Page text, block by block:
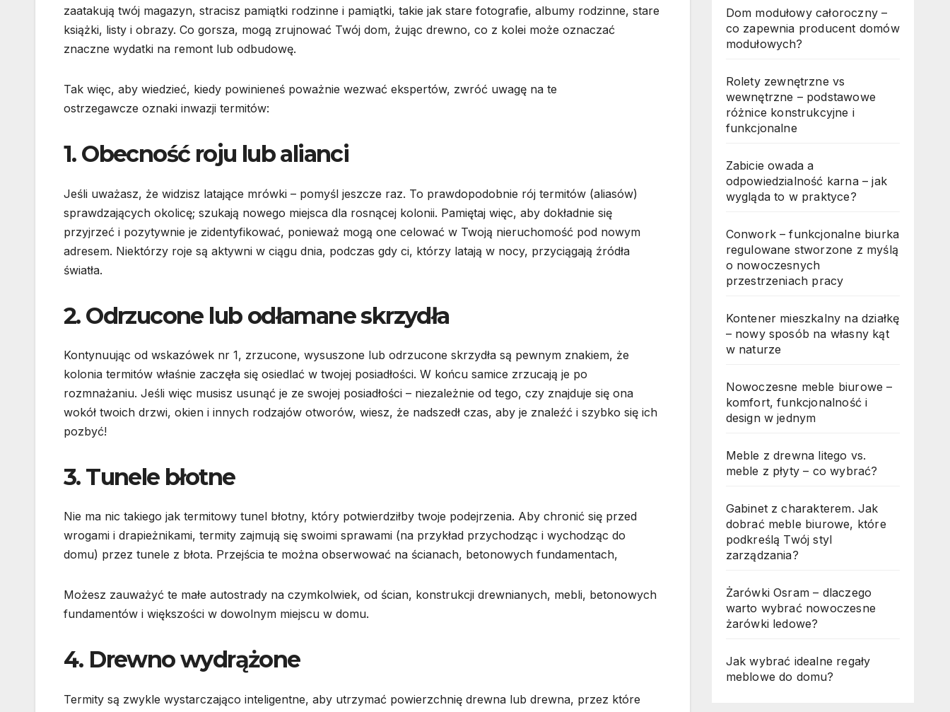
zaatakują twój magazyn, stracisz pamiątki rodzinne i pamiątki, takie jak stare fotografie, albumy rodzinne, stare
książki, listy i obrazy. Co gorsza, mogą zrujnować Twój dom, żując drewno, co z kolei może oznaczać
znaczne wydatki na remont lub odbudowę.
Tak więc, aby wiedzieć, kiedy powinieneś poważnie wezwać ekspertów, zwróć uwagę na te
ostrzegawcze oznaki inwazji termitów:
1. Obecność roju lub alianci
Jeśli uważasz, że widzisz latające mrówki – pomyśl jeszcze raz. To prawdopodobnie rój termitów (aliasów)
sprawdzających okolicę; szukają nowego miejsca dla rosnącej kolonii. Pamiętaj więc, aby dokładnie się
przyjrzeć i pozytywnie je zidentyfikować, ponieważ mogą one celować w Twoją nieruchomość pod nowym
adresem. Niektórzy roje są aktywni w ciągu dnia, podczas gdy ci, którzy latają w nocy, przyciągają źródła
światła.
2. Odrzucone lub odłamane skrzydła
Kontynuując od wskazówek nr 1, zrzucone, wysuszone lub odrzucone skrzydła są pewnym znakiem, że
kolonia termitów właśnie zaczęła się osiedlać w twojej posiadłości. W końcu samice zrzucają je po
rozmnażaniu. Jeśli więc musisz usunąć je ze swojej posiadłości – niezależnie od tego, czy znajduje się ona
wokół twoich drzwi, okien i innych rodzajów otworów, wiesz, że nadszedł czas, aby je znaleźć i szybko się ich
pozbyć!
3. Tunele błotne
Nie ma nic takiego jak termitowy tunel błotny, który potwierdziłby twoje podejrzenia. Aby chronić się przed
wrogami i drapieżnikami, termity zajmują się swoimi sprawami (na przykład przychodząc i wychodząc do
domu) przez tunele z błota. Przejścia te można obserwować na ścianach, betonowych fundamentach,
Możesz zauważyć te małe autostrady na czymkolwiek, od ścian, konstrukcji drewnianych, mebli, betonowych
fundamentów i większości w dowolnym miejscu w domu.
4. Drewno wydrążone
Termity są zwykle wystarczająco inteligentne, aby utrzymać powierzchnię drewna lub drewna, przez które
Dom modułowy całoroczny –
co zapewnia producent domów
modułowych?
Rolety zewnętrzne vs
wewnętrzne – podstawowe
różnice konstrukcyjne i
funkcjonalne
Zabicie owada a
odpowiedzialność karna – jak
wygląda to w praktyce?
Conwork – funkcjonalne biurka
regulowane stworzone z myślą
o nowoczesnych
przestrzeniach pracy
Kontener mieszkalny na działkę
– nowy sposób na własny kąt
w naturze
Nowoczesne meble biurowe –
komfort, funkcjonalność i
design w jednym
Meble z drewna litego vs.
meble z płyty – co wybrać?
Gabinet z charakterem. Jak
dobrać meble biurowe, które
podkreślą Twój styl
zarządzania?
Żarówki Osram – dlaczego
warto wybrać nowoczesne
żarówki ledowe?
Jak wybrać idealne regały
meblowe do domu?